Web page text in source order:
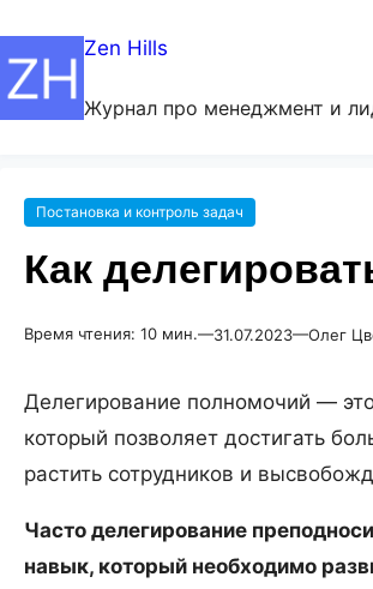
Zen Hills
Журнал про менеджмент и
Постановка и контроль задач
Как
Время чтения: 10 мин.—31.07.2023—Олег
Делегирование полномочий —
который позволяет достигать
растить сотрудников и
Часто делегирование
навык, который необходимо